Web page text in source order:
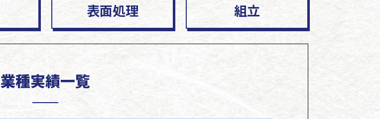
表面処理 組立
業種実績一覧